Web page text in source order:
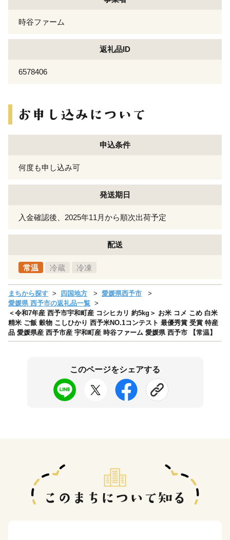
時谷ファーム
返礼品ID
6578406
申込条件
何度も申し込み可
発送期日
入金確認後、2025年11月から順次出荷予定
配送
常温 冷蔵 冷凍
まちから探す 四国地方
愛媛県西予市
愛媛県 西予市の返礼品一覧
＜令和7年産 西予市宇和町産 コシヒカリ 約5kg＞ お米 コメ こめ 白米
精米 ご飯 穀物 こしひかり 西予米NO.1コンテスト 最優秀賞 受賞 特産
品 愛媛県産 西予市産 宇和町産 時谷ファーム 愛媛県 西予市 【常温】
このページをシェアする